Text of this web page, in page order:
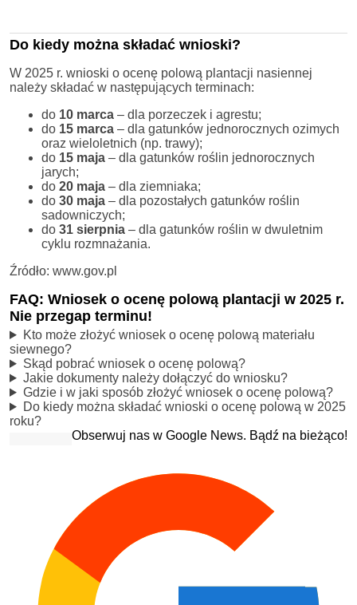
Do kiedy można składać wnioski?
W 2025 r. wnioski o ocenę polową plantacji nasiennej
należy składać w następujących terminach:
do 10 marca – dla porzeczek i agrestu;
do 15 marca – dla gatunków jednorocznych ozimych
oraz wieloletnich (np. trawy);
do 15 maja – dla gatunków roślin jednorocznych
jarych;
do 20 maja – dla ziemniaka;
do 30 maja – dla pozostałych gatunków roślin
sadowniczych;
do 31 sierpnia – dla gatunków roślin w dwuletnim
cyklu rozmnażania.
Źródło: www.gov.pl
FAQ: Wniosek o ocenę polową plantacji w 2025 r.
Nie przegap terminu!
Kto może złożyć wniosek o ocenę polową materiału
siewnego?
Skąd pobrać wniosek o ocenę polową?
Jakie dokumenty należy dołączyć do wniosku?
Gdzie i w jaki sposób złożyć wniosek o ocenę polową?
Do kiedy można składać wnioski o ocenę polową w 2025
roku?
Obserwuj nas w Google News. Bądź na bieżąco!